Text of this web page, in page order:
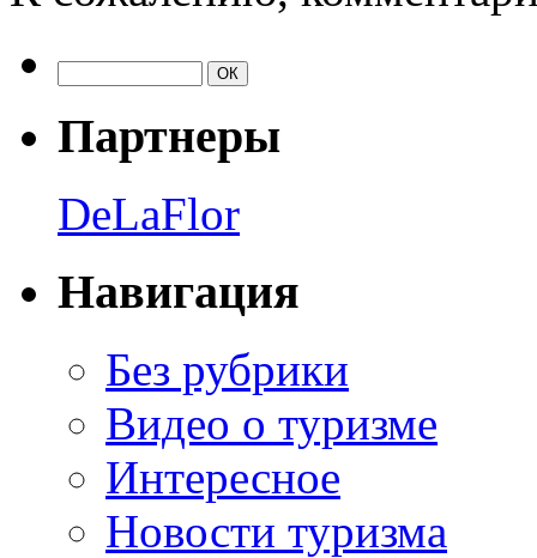
Партнеры
DeLaFlor
Навигация
Без рубрики
Видео о туризме
Интересное
Новости туризма